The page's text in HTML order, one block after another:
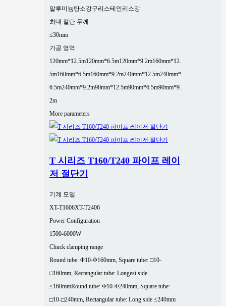
알루미늄탄소강구리 스테인리스강
최대 절단 두께
≤30mm
가공 영역
120mm*12.5m120mm*6.5m120mm*9.2m160mm*12.
5m160mm*6.5m160mm*9.2m240mm*12.5m240mm*
6.5m240mm*9.2m90mm*12.5m90mm*6.5m90mm*9.
2m
More parameters
T 시리즈 T160/T240 파이프 레이
저 절단기
기계 모델
XT-T1606XT-T2406
Power Configuration
1500-6000W
Chuck clamping range
Round tube: Φ10-Φ160mm, Square tube: □10-
□160mm, Rectangular tube: Longest side
≤160mmRound tube: Φ10-Φ240mm, Square tube:
□10-□240mm, Rectangular tube: Long side ≤240mm